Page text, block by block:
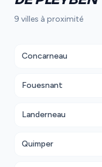
9 villes à proximité
Concarneau
Fouesnant
Landerneau
Quimper